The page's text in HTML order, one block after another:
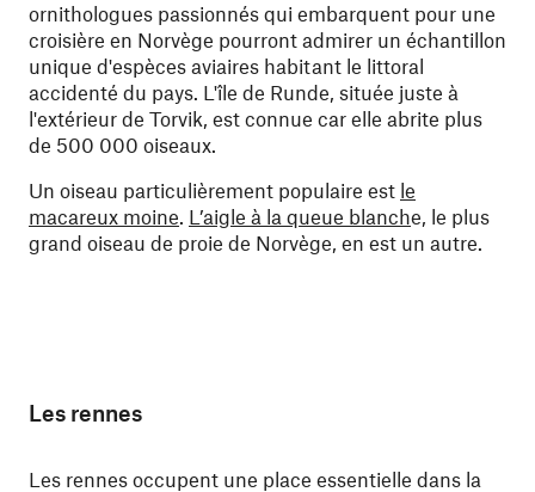
ornithologues passionnés qui embarquent pour une
croisière en Norvège pourront admirer un échantillon
unique d'espèces aviaires habitant le littoral
accidenté du pays. L'île de Runde, située juste à
l'extérieur de Torvik, est connue car elle abrite plus
de 500 000 oiseaux.
Un oiseau particulièrement populaire est le
macareux moine. L’aigle à la queue blanche, le plus
grand oiseau de proie de Norvège, en est un autre.
Les rennes
Les rennes occupent une place essentielle dans la